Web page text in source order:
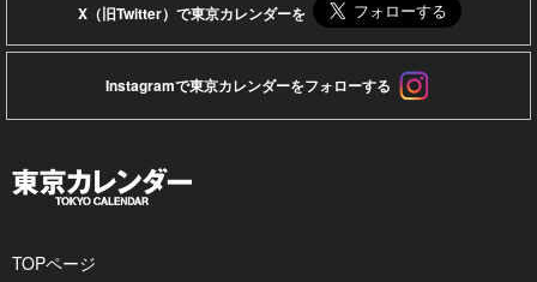
X（旧Twitter）で東京カレンダーを
Instagramで東京カレンダーをフォローする
TOPページ